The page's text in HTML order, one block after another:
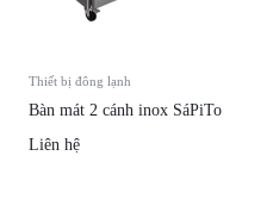
Thiết bị đông lạnh
Bàn mát 2 cánh inox SáPiTo
Liên hệ